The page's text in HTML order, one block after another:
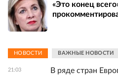
«Это конец
НОВОСТИ ВАЖНЫЕ НОВОСТИ
21:03
В ряде стран